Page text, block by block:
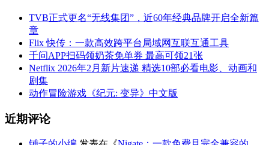
TVB正式更名“无线集团”，近60年经典品牌开启全新篇
章
Flix 快传：一款高效跨平台局域网互联互通工具
千问APP扫码领奶茶免单券 最高可领21张
Netflix 2026年2月新片速递 精选10部必看电影、动画和
剧集
动作冒险游戏《纪元: 变异》中文版
近期评论